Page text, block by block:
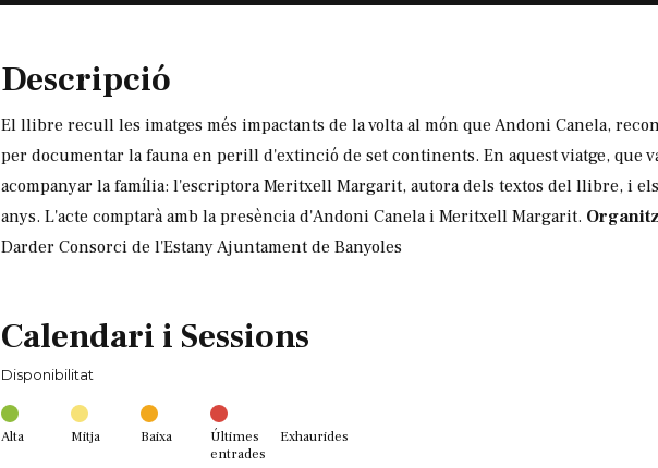
Descripció
El llibre recull les imatges més impactants de la volta al món que Andoni Canela,
per documentar la fauna en perill d'extinció de set continents. En aquest viatge, que
acompanyar la família: l'escriptora Meritxell Margarit, autora dels textos del llibre, i
anys. L'acte comptarà amb la presència d'Andoni Canela i Meritxell Margarit.
Darder Consorci de l'Estany Ajuntament de Banyoles
Calendari i Sessions
Disponibilitat
Alta Mitja Baixa
Últimes
entrades
Exhaurides